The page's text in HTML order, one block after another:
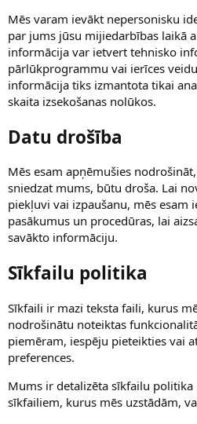
Mēs varam ievākt nepersonisku
par jums jūsu mijiedarbības laikā
informācija var ietvert tehnisko
pārlūkprogrammu vai ierīces
informācija tiks izmantota tikai
skaita izsekošanas nolūkos.
Datu drošība
Mēs esam apņēmušies
sniedzat mums, būtu droša. Lai
piekļuvi vai izpaušanu, mēs esam
pasākumus un procedūras, lai
savākto informāciju.
Sīkfailu politika
Sīkfaili ir mazi teksta faili, kurus
nodrošinātu noteiktas
piemēram, iespēju pieteikties vai
preferences.
Mums ir detalizēta sīkfailu
sīkfailiem, kurus mēs uzstādām,